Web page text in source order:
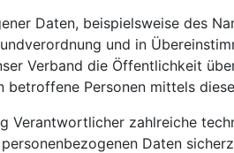
Daten, beispielsweise des
und in
Verband die Öffentlichkeit
betroffene Personen mittels
Verantwortlicher zahlreiche
Daten